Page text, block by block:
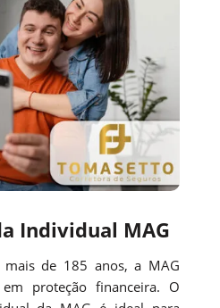
Individual MAG
de 185 anos, a MAG
proteção financeira. O